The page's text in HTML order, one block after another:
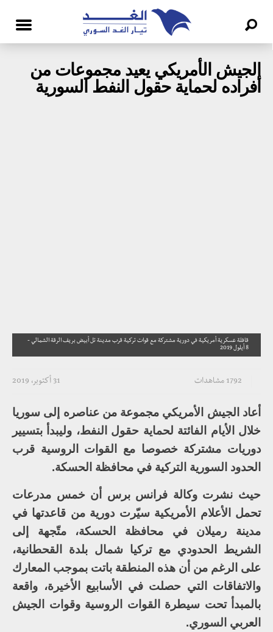
الجيش الأمريكي يعيد مجموعات من
أفراده لحماية حقول النفط السورية
قافلة عسكرية أمريكية في دورية مشتركة مع قوات تركية قرب مدينة تل أبيض بريف الرقة الشمالي -
8 أيلول 2019
31 أكتوبر، 2019 1792 مشاهدات
أعاد الجيش الأمريكي مجموعة من عناصره إلى سوريا
خلال الأيام الفائتة لحماية حقول النفط، وليبدأ بتسيير
دوريات مشتركة خصوصا مع القوات الروسية قرب
الحدود السورية التركية في محافظة الحسكة.
حيث نشرت وكالة فرانس برس أن خمس مدرعات
تحمل الأعلام الأمريكية سيّرت دورية من قاعدتها في
مدينة رميلان في محافظة الحسكة، متّجهة إلى
الشريط الحدودي مع تركيا شمال بلدة القحطانية،
على الرغم من أن هذه المنطقة باتت بموجب المعارك
والاتفاقات التي حصلت في الأسابيع الأخيرة، واقعة
بالمبدأ تحت سيطرة القوات الروسية وقوات الجيش
العربي السوري.